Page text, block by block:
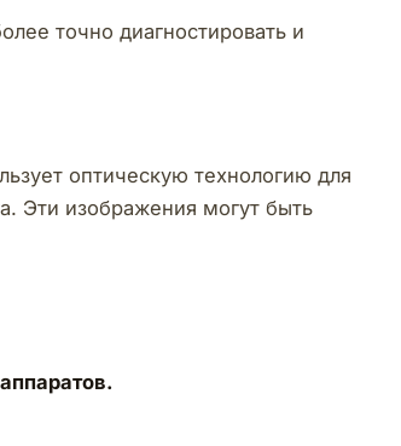
точно диагностировать и
оптическую технологию для
Эти изображения могут быть